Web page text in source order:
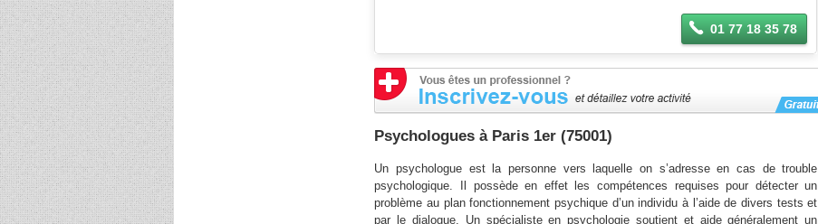
01 77 18 35 78
Psychologues à Paris 1er (75001)
Un psychologue est la personne vers laquelle on s’adresse en cas de trouble
psychologique. Il possède en effet les compétences requises pour détecter un
problème au plan fonctionnement psychique d’un individu à l’aide de divers tests et
par le dialogue. Un spécialiste en psychologie soutient et aide généralement un